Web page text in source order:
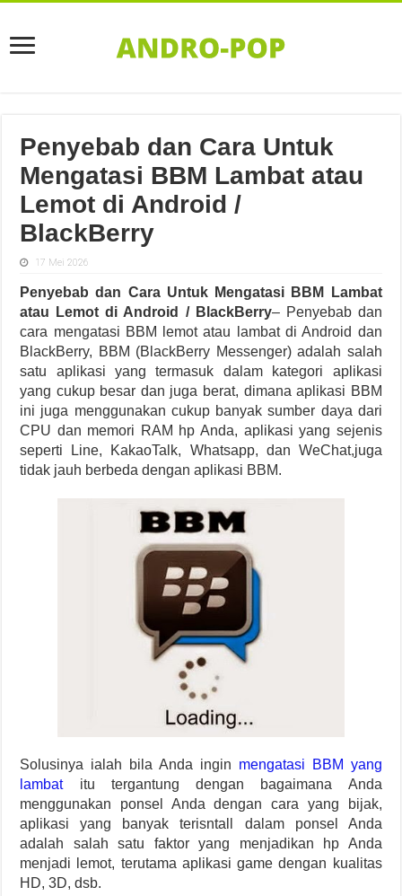
Penyebab dan Cara Untuk
Mengatasi BBM Lambat atau
Lemot di Android /
BlackBerry
17 Mei 2026
Penyebab dan Cara Untuk Mengatasi BBM Lambat
atau Lemot di Android / BlackBerry– Penyebab dan
cara mengatasi BBM lemot atau lambat di Android dan
BlackBerry, BBM (BlackBerry Messenger) adalah salah
satu aplikasi yang termasuk dalam kategori aplikasi
yang cukup besar dan juga berat, dimana aplikasi BBM
ini juga menggunakan cukup banyak sumber daya dari
CPU dan memori RAM hp Anda, aplikasi yang sejenis
seperti Line, KakaoTalk, Whatsapp, dan WeChat,juga
tidak jauh berbeda dengan aplikasi BBM.
Solusinya ialah bila Anda ingin mengatasi BBM yang
lambatitu tergantung dengan bagaimana Anda
menggunakan ponsel Anda dengan cara yang bijak,
aplikasi yang banyak terisntall dalam ponsel Anda
adalah salah satu faktor yang menjadikan hp Anda
menjadi lemot, terutama aplikasi game dengan kualitas
HD, 3D, dsb.